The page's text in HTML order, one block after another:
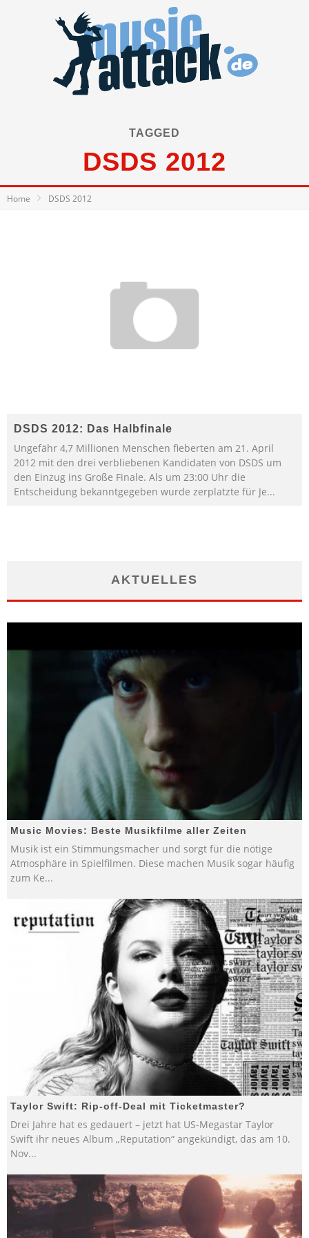
TAGGED
DSDS 2012
Home DSDS 2012
DSDS 2012: Das Halbfinale
Ungefähr 4,7 Millionen Menschen fieberten am 21. April
2012 mit den drei verbliebenen Kandidaten von DSDS um
den Einzug ins Große Finale. Als um 23:00 Uhr die
Entscheidung bekanntgegeben wurde zerplatzte für Je...
AKTUELLES
Music Movies: Beste Musikfilme aller Zeiten
Musik ist ein Stimmungsmacher und sorgt für die nötige
Atmosphäre in Spielfilmen. Diese machen Musik sogar häufig
zum Ke...
Taylor Swift: Rip-off-Deal mit Ticketmaster?
Drei Jahre hat es gedauert – jetzt hat US-Megastar Taylor
Swift ihr neues Album „Reputation“ angekündigt, das am 10.
Nov...